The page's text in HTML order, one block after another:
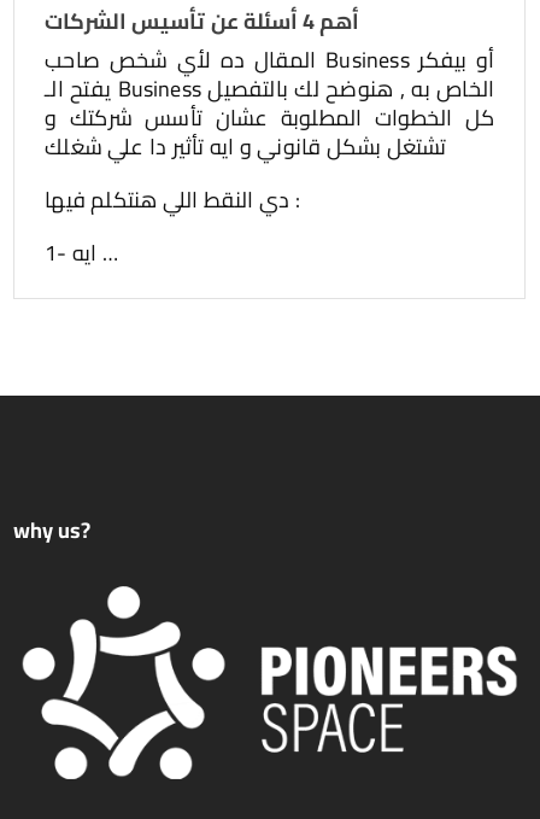
أهم 4 أسئلة عن تأسيس الشركات
المقال ده لأي شخص صاحب Business أو بيفكر
يفتح الـ Business الخاص به , هنوضح لك بالتفصيل
كل الخطوات المطلوبة عشان تأسس شركتك و
تشتغل بشكل قانوني و ايه تأثير دا علي شغلك
دي النقط اللي هنتكلم فيها :
1- ايه …
why us?